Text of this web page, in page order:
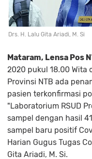
Drs. H. Lalu Gita Ariadi, M. Si
Mataram, Lensa Pos
2020 pukul 18.00 Wita
Provinsi NTB ada
pasien terkonfirmasi
"Laboratorium RSUD
sampel dengan hasil
sampel baru positif
Harian Gugus Tugas
Gita Ariadi, M. Si.